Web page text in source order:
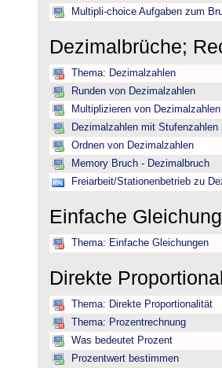
Multipli-choice Aufgaben zum
Dezimalbrüche;
Thema: Dezimalzahlen
Runden von Dezimalzahlen
Multiplizieren von
Dezimalzahlen mit Stufenzahlen
Ordnen von Dezimalzahlen
Memory Bruch - Dezimalbruch
Freiarbeit/Stationenbetrieb zu
Einfache
Thema: Einfache Gleichungen
Direkte
Thema: Direkte Proportionalität
Thema: Prozentrechnung
Was bedeutet Prozent
Prozentwert bestimmen